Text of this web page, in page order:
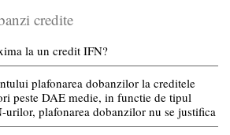
credite
la un credit IFN?
plafonarea dobanzilor la creditele
peste DAE medie, in functie de tipul
plafonarea dobanzilor nu se justifica